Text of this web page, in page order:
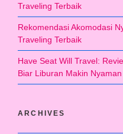
Traveling Terbaik
Rekomendasi Akomodasi
Traveling Terbaik
Have Seat Will Travel:
Biar Liburan Makin Nyaman
ARCHIVES